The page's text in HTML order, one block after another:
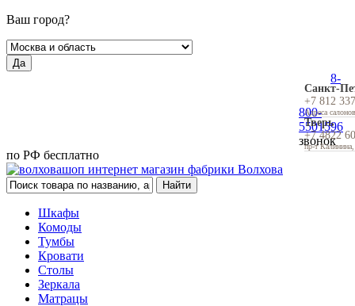
Ваш город?
Да
Санкт-
+7 812
Адреса
Тверь
+7 4822
пр-т
8-
800-
5501596
звонок
по РФ бесплатно
Шкафы
Комоды
Тумбы
Кровати
Столы
Зеркала
Матрацы